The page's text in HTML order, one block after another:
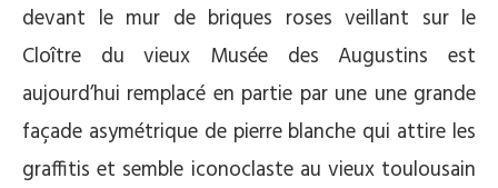
devant le mur de briques roses veillant sur le
Cloître du vieux Musée des Augustins est
aujourd’hui remplacé en partie par une une grande
façade asymétrique de pierre blanche qui attire les
graffitis et semble iconoclaste au vieux toulousain